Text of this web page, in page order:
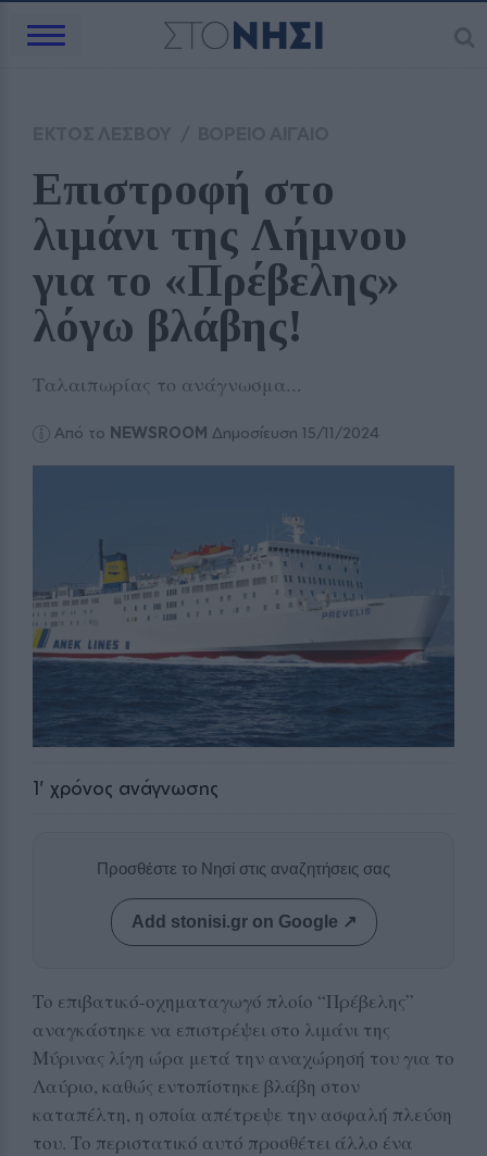
Επιστροφή στο
λιμάνι της Λήμνου
για το «Πρέβελης»
λόγω βλάβης!
Ταλαιπωρίας το ανάγνωσμα...
Από το NEWSROOM Δημοσίευση 15/11/2024
1' χρόνος ανάγνωσης
Προσθέστε το Νησί στις αναζητήσεις σας
Add stonisi.gr on Google ↗
Το επιβατικό-οχηματαγωγό πλοίο “Πρέβελης”
αναγκάστηκε να επιστρέψει στο λιμάνι της
Μύρινας λίγη ώρα μετά την αναχώρησή του για το
Λαύριο, καθώς εντοπίστηκε βλάβη στον
καταπέλτη, η οποία απέτρεψε την ασφαλή πλεύση
του. Το περιστατικό αυτό προσθέτει άλλο ένα